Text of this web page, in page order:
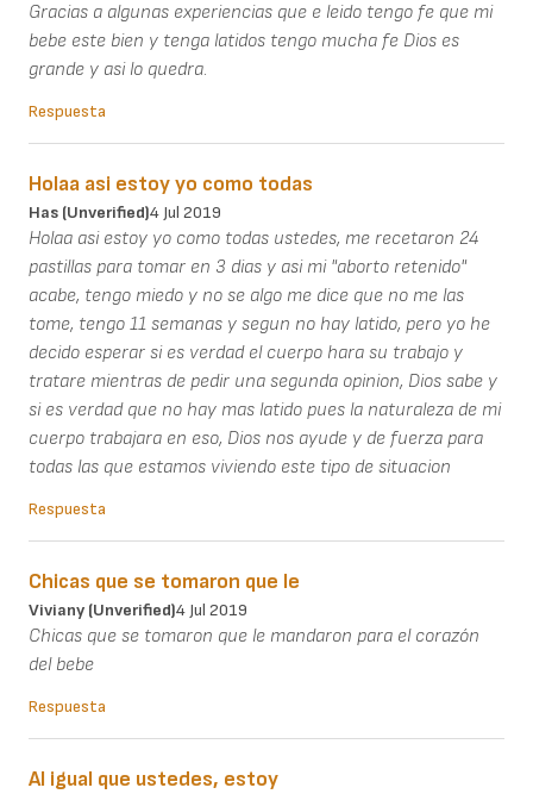
Gracias a algunas experiencias que e leido tengo fe que mi
bebe este bien y tenga latidos tengo mucha fe Dios es
grande y asi lo quedra.
Respuesta
Holaa asi estoy yo como todas
Has (unverified)4 Jul 2019
Holaa asi estoy yo como todas ustedes, me recetaron 24
pastillas para tomar en 3 dias y asi mi "aborto retenido"
acabe, tengo miedo y no se algo me dice que no me las
tome, tengo 11 semanas y segun no hay latido, pero yo he
decido esperar si es verdad el cuerpo hara su trabajo y
tratare mientras de pedir una segunda opinion, Dios sabe y
si es verdad que no hay mas latido pues la naturaleza de mi
cuerpo trabajara en eso, Dios nos ayude y de fuerza para
todas las que estamos viviendo este tipo de situacion
Respuesta
Chicas que se tomaron que le
Viviany (unverified)4 Jul 2019
Chicas que se tomaron que le mandaron para el corazón
del bebe
Respuesta
Al igual que ustedes, estoy